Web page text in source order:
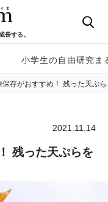
長する。
小学生の自由研究ま
保存がおすすめ！ 残った天ぷ
2021.11.14
残った天ぷらを